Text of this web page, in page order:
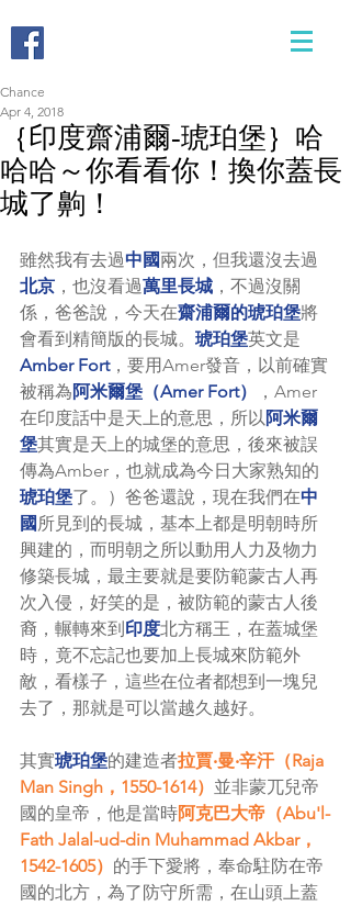
｛印度齋浦爾-琥珀堡｝哈
哈哈～你看看你！換你蓋長
城了齁！
Chance
Apr 4, 2018
雖然我有去過中國兩次，但我還沒去過
北京 ，也沒看過萬里長城 ，不過沒關
係，爸爸說，今天在齋浦爾的琥珀堡將
會看到精簡版的長城。 琥珀堡英文是
Amber Fort，要用Amer發音，以前確實
被稱為阿米爾堡（Amer Fort）
，Amer
在印度話中是天上的意思，所以阿米爾
堡其實是天上的城堡的意思，後來被誤
傳為Amber，也就成為今日大家熟知的
琥珀堡了。）爸爸還說，現在我們在中
國所見到的長城，基本上都是明朝時所
興建的，而明朝之所以動用人力及物力
修築長城，最主要就是要防範蒙古人再
次入侵，好笑的是，被防範的蒙古人後
裔，輾轉來到印度北方稱王，在蓋城堡
時，竟不忘記也要加上長城來防範外
敵，看樣子，這些在位者都想到一塊兒
去了，那就是可以當越久越好。
其實琥珀堡的建造者拉賈‧曼‧辛汗（Raja
Man Singh，1550-1614） 並非蒙兀兒帝
國的皇帝，他是當時阿克巴大帝（Abu'l-
Fath Jalal-ud-din Muhammad Akbar，
1542-1605） 的手下愛將，奉命駐防在帝
國的北方，為了防守所需，在山頭上蓋